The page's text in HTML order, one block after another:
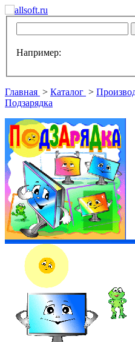
Например:
Главная > Каталог >
Подзарядка